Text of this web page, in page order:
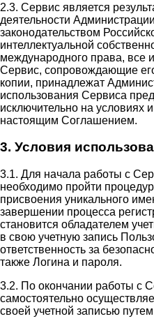
2.3. Сервис является
деятельности
законодательством
интеллектуальной
международного права, все
Сервис, сопровождающие
копии, принадлежат
использования Сервиса
исключительно на условиях
настоящим Соглашением.
3. Условия
3.1. Для начала работы с
необходимо пройти
присвоения уникального
завершении процесса
становится обладателем
в свою учетную запись
ответственность за
также Логина и пароля.
3.2. По окончании работы с
самостоятельно
своей учетной записью